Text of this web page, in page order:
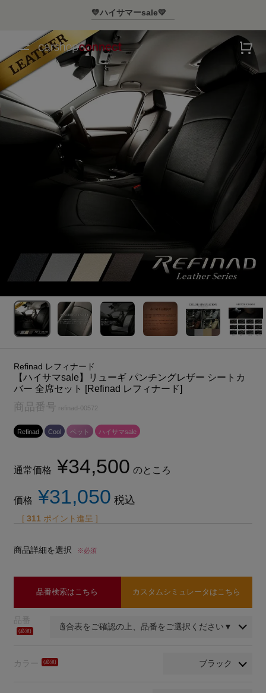
💛ハイサマーsale💛
Refinad レフィナード
【ハイサマsale】リューギ パンチングレザー シートカ
バー 全席セット [Refinad レフィナード]
商品番号 refinad-00572
Refinad Cool ペット ハイサマsale
通常価格 ¥34,500 のところ
価格 ¥31,050 税込
[ 311 ポイント進呈 ]
商品詳細を選択 ※必須
品番検索はこちら カスタムシミュレータはこちら
品番
カラー